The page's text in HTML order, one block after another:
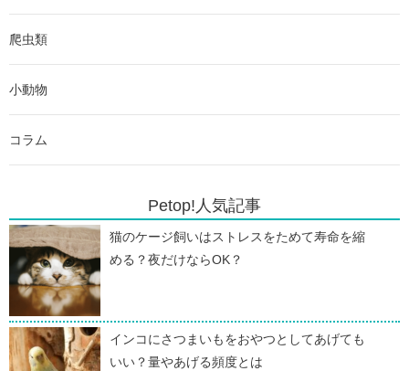
爬虫類
小動物
コラム
Petop!人気記事
猫のケージ飼いはストレスをためて寿命を縮
める？夜だけならOK？
インコにさつまいもをおやつとしてあげても
いい？量やあげる頻度とは